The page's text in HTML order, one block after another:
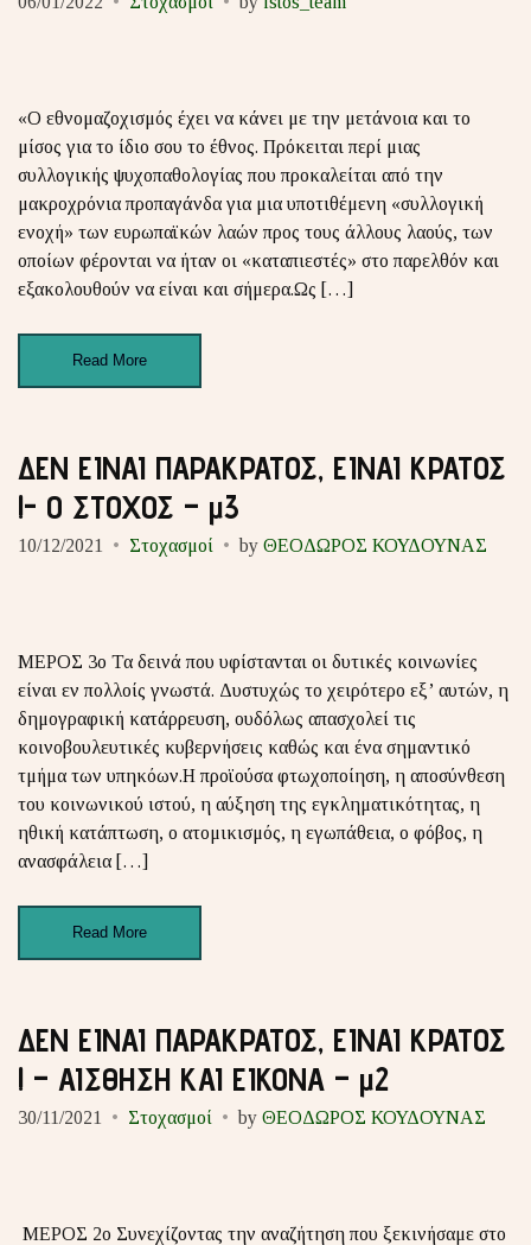
«Ο εθνομαζοχισμός έχει να κάνει με την μετάνοια και το
μίσος για το ίδιο σου το έθνος. Πρόκειται περί μιας
συλλογικής ψυχοπαθολογίας που προκαλείται από την
μακροχρόνια προπαγάνδα για μια υποτιθέμενη «συλλογική
ενοχή» των ευρωπαϊκών λαών προς τους άλλους λαούς, των
οποίων φέρονται να ήταν οι «καταπιεστές» στο παρελθόν και
εξακολουθούν να είναι και σήμερα.Ως […]
Read More
ΔΕΝ ΕΙΝΑΙ ΠΑΡΑΚΡΑΤΟΣ, ΕΙΝΑΙ ΚΡΑΤΟΣ
!- Ο ΣΤΟΧΟΣ – μ3
10/12/2021 Στοχασμοί by ΘΕΟΔΩΡΟΣ ΚΟΥΔΟΥΝΑΣ
ΜΕΡΟΣ 3ο Τα δεινά που υφίστανται οι δυτικές κοινωνίες
είναι εν πολλοίς γνωστά. Δυστυχώς το χειρότερο εξ’ αυτών, η
δημογραφική κατάρρευση, ουδόλως απασχολεί τις
κοινοβουλευτικές κυβερνήσεις καθώς και ένα σημαντικό
τμήμα των υπηκόων.Η προϊούσα φτωχοποίηση, η αποσύνθεση
του κοινωνικού ιστού, η αύξηση της εγκληματικότητας, η
ηθική κατάπτωση, ο ατομικισμός, η εγωπάθεια, ο φόβος, η
ανασφάλεια […]
Read More
ΔΕΝ ΕΙΝΑΙ ΠΑΡΑΚΡΑΤΟΣ, ΕΙΝΑΙ ΚΡΑΤΟΣ
! – ΑΙΣΘΗΣΗ ΚΑΙ ΕΙΚΟΝΑ – μ2
30/11/2021 Στοχασμοί by ΘΕΟΔΩΡΟΣ ΚΟΥΔΟΥΝΑΣ
ΜΕΡΟΣ 2ο Συνεχίζοντας την αναζήτηση που ξεκινήσαμε στο